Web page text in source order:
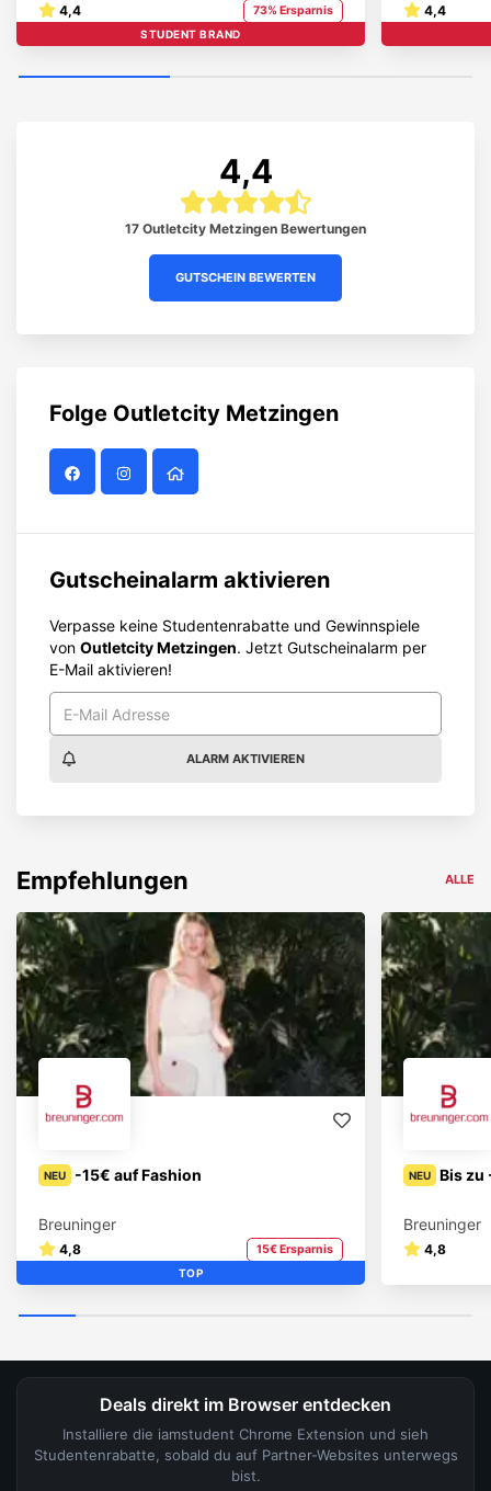
4,4 73% Ersparnis
STUDENT BRAND
4,4
4,4
17 Outletcity Metzingen Bewertungen
GUTSCHEIN BEWERTEN
Folge Outletcity Metzingen
Gutscheinalarm aktivieren
Verpasse keine Studentenrabatte und Gewinnspiele
von Outletcity Metzingen. Jetzt Gutscheinalarm per
E-Mail aktivieren!
ALARM AKTIVIEREN
Empfehlungen ALLE
NEU -15€ auf Fashion
Breuninger
4,8 15€ Ersparnis
TOP
NEU Bis zu
Breuninger
4,8
Deals direkt im Browser entdecken
Installiere die iamstudent Chrome Extension und sieh
Studentenrabatte, sobald du auf Partner-Websites unterwegs
bist.